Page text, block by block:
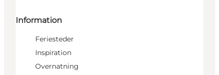
Information
Feriesteder
Inspiration
Overnatning